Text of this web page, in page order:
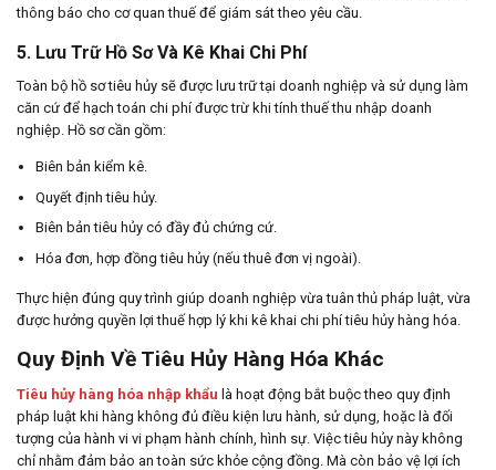
thông báo cho cơ quan thuế để giám sát theo yêu cầu.
5. Lưu Trữ Hồ Sơ Và Kê Khai Chi Phí
Toàn bộ hồ sơ tiêu hủy sẽ được lưu trữ tại doanh nghiệp và sử dụng làm
căn cứ để hạch toán chi phí được trừ khi tính thuế thu nhập doanh
nghiệp. Hồ sơ cần gồm:
Biên bản kiểm kê.
Quyết định tiêu hủy.
Biên bản tiêu hủy có đầy đủ chứng cứ.
Hóa đơn, hợp đồng tiêu hủy (nếu thuê đơn vị ngoài).
Thực hiện đúng quy trình giúp doanh nghiệp vừa tuân thủ pháp luật, vừa
được hưởng quyền lợi thuế hợp lý khi kê khai chi phí tiêu hủy hàng hóa.
Quy Định Về Tiêu Hủy Hàng Hóa Khác
Tiêu hủy hàng hóa nhập khẩu là hoạt động bắt buộc theo quy định
pháp luật khi hàng không đủ điều kiện lưu hành, sử dụng, hoặc là đối
tượng của hành vi vi phạm hành chính, hình sự. Việc tiêu hủy này không
chỉ nhằm đảm bảo an toàn sức khỏe cộng đồng. Mà còn bảo vệ lợi ích